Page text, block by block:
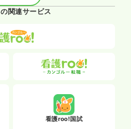
関連サービス
看護roo!国試